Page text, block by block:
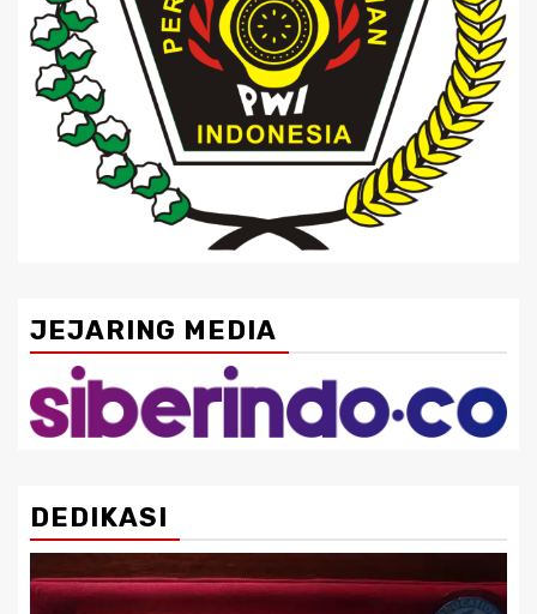
JEJARING MEDIA
DEDIKASI